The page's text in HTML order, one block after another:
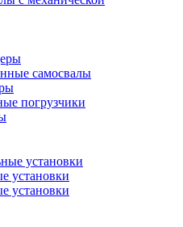
самосвалы
погрузчики
установки
установки
установки